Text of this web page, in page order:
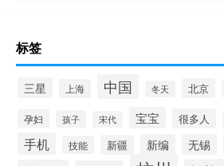
标签
三星 上海 中国 冬天 北京
孕妇 孩子 宋代 宝宝 很多人
手机 技能 新疆 新编 无锡